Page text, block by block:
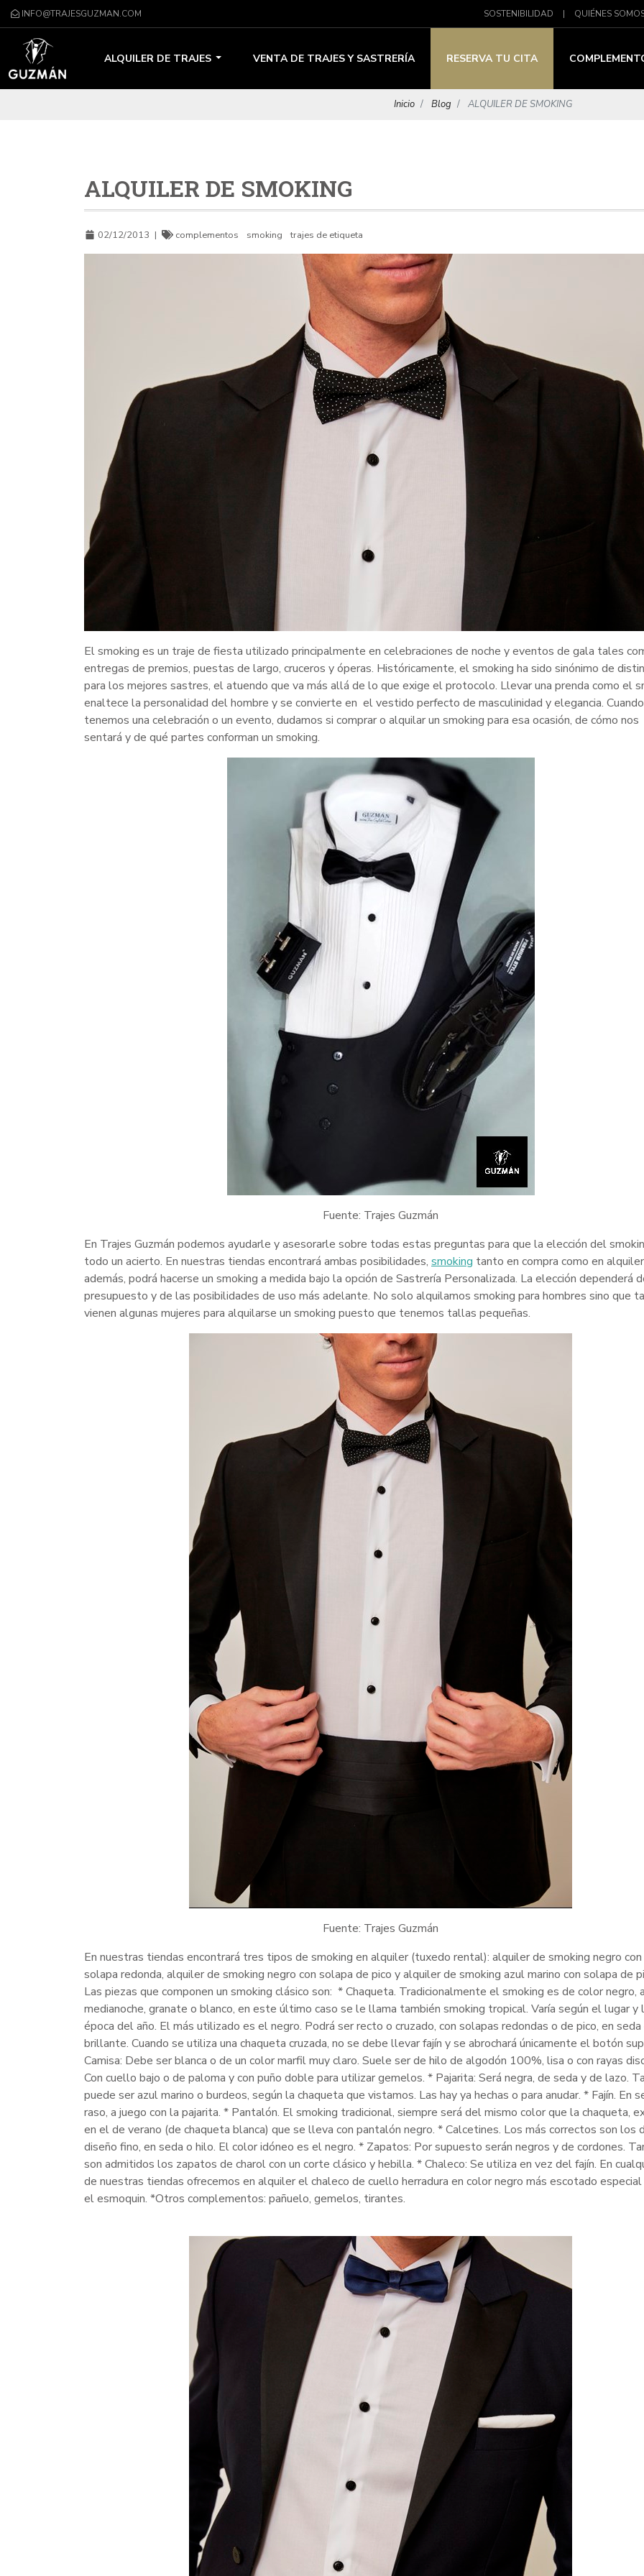
INFO@TRAJESGUZMAN.COM SOSTENIBILIDAD | QUIÉNES
ALQUILER DE TRAJES VENTA DE TRAJES Y SASTRERÍA RESERVA TU CITA
Inicio Blog ALQUILER DE SMOKING
ALQUILER DE SMOKING
02/12/2013 | complementos smoking trajes de etiqueta
El smoking es un traje de fiesta utilizado principalmente en celebraciones de noche y eventos de gala tales
entregas de premios, puestas de largo, cruceros y óperas. Históricamente, el smoking ha sido sinónimo de
para los mejores sastres, el atuendo que va más allá de lo que exige el protocolo. Llevar una prenda como el
enaltece la personalidad del hombre y se convierte en el vestido perfecto de masculinidad y elegancia. Cuando
tenemos una celebración o un evento, dudamos si comprar o alquilar un smoking para esa ocasión, de cómo nos
sentará y de qué partes conforman un smoking.
Fuente: Trajes Guzmán
En Trajes Guzmán podemos ayudarle y asesorarle sobre todas estas preguntas para que la elección del
todo un acierto. En nuestras tiendas encontrará ambas posibilidades, smoking tanto en compra como en
además, podrá hacerse un smoking a medida bajo la opción de Sastrería Personalizada. La elección dependerá
presupuesto y de las posibilidades de uso más adelante. No solo alquilamos smoking para hombres sino que
vienen algunas mujeres para alquilarse un smoking puesto que tenemos tallas pequeñas.
Fuente: Trajes Guzmán
En nuestras tiendas encontrará tres tipos de smoking en alquiler (tuxedo rental): alquiler de smoking negro con
solapa redonda, alquiler de smoking negro con solapa de pico y alquiler de smoking azul marino con solapa de
Las piezas que componen un smoking clásico son: * Chaqueta. Tradicionalmente el smoking es de color negro,
medianoche, granate o blanco, en este último caso se le llama también smoking tropical. Varía según el lugar y
época del año. El más utilizado es el negro. Podrá ser recto o cruzado, con solapas redondas o de pico, en seda
brillante. Cuando se utiliza una chaqueta cruzada, no se debe llevar fajín y se abrochará únicamente el botón
Camisa: Debe ser blanca o de un color marfil muy claro. Suele ser de hilo de algodón 100%, lisa o con rayas
Con cuello bajo o de paloma y con puño doble para utilizar gemelos. * Pajarita: Será negra, de seda y de lazo.
puede ser azul marino o burdeos, según la chaqueta que vistamos. Las hay ya hechas o para anudar. * Fajín. En
raso, a juego con la pajarita. * Pantalón. El smoking tradicional, siempre será del mismo color que la chaqueta,
en el de verano (de chaqueta blanca) que se lleva con pantalón negro. * Calcetines. Los más correctos son los
diseño fino, en seda o hilo. El color idóneo es el negro. * Zapatos: Por supuesto serán negros y de cordones.
son admitidos los zapatos de charol con un corte clásico y hebilla. * Chaleco: Se utiliza en vez del fajín. En
de nuestras tiendas ofrecemos en alquiler el chaleco de cuello herradura en color negro más escotado especial
el esmoquin. *Otros complementos: pañuelo, gemelos, tirantes.